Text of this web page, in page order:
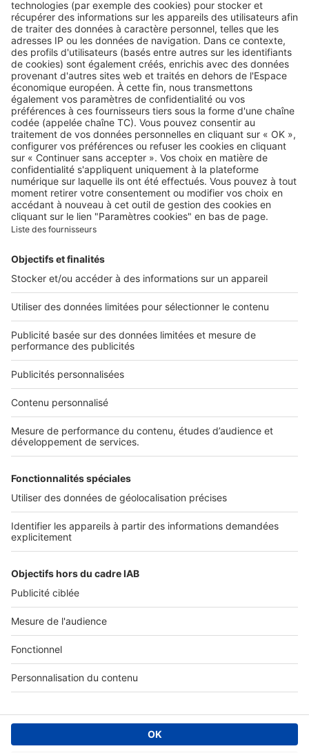
Retrouvez-nous sur …
A propos
Qui sommes-nous ?
Contacter le service client
Nous rejoindre
Presse
Nos applications
Découvrez nos applications
Services pro
Accès client
Informations légales
Politique Générale de Protection des Données
Charte éditeur
Paramétrer mes cookies
Digital Classifieds France SAS © 2024 - all rights